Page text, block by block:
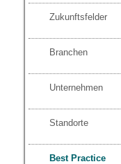
Zukunftsfelder
Branchen
Unternehmen
Standorte
Best Practice